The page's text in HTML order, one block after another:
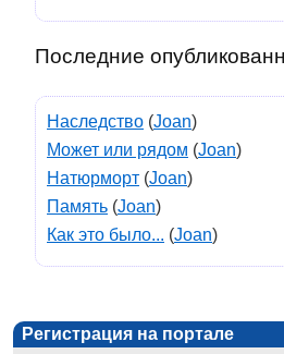
Последние
Наследство (Joan)
Может или рядом (Joan)
Натюрморт (Joan)
Память (Joan)
Как это было... (Joan)
Регистрация на портале